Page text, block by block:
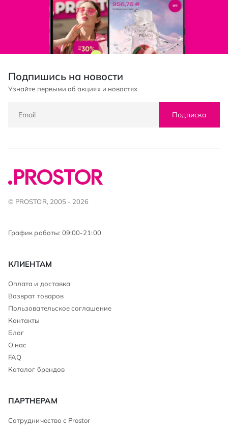
Подпишись на новости
Узнайте первыми об акциях и новостях
Подписка
© PROSTOR, 2005 - 2026
График работы: 09:00-21:00
КЛИЕНТАМ
Оплата и доставка
Возврат товаров
Пользовательское соглашение
Контакты
Блог
О нас
FAQ
Каталог брендов
ПАРТНЕРАМ
Сотрудничество с Prostor